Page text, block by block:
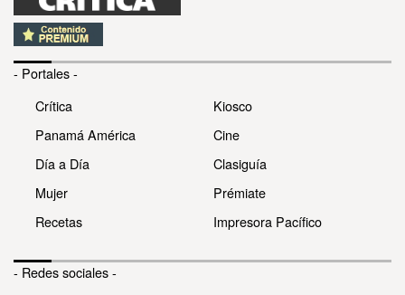
- Portales -
Crítica
Panamá América
Día a Día
Mujer
Recetas
Kiosco
Cine
Clasiguía
Prémiate
Impresora Pacífico
- Redes sociales -